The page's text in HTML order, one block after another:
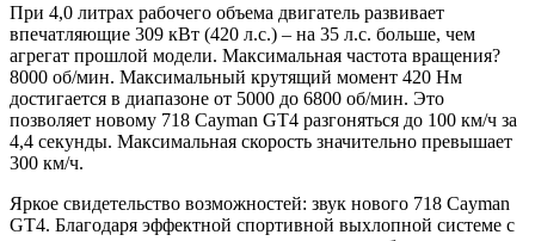
При 4,0 литрах рабочего объема двигатель развивает
впечатляющие 309 кВт (420 л.с.) – на 35 л.с. больше, чем
агрегат прошлой модели. Максимальная частота вращения?
8000 об/мин. Максимальный крутящий момент 420 Нм
достигается в диапазоне от 5000 до 6800 об/мин. Это
позволяет новому 718 Cayman GT4 разгоняться до 100 км/ч за
4,4 секунды. Максимальная скорость значительно превышает
300 км/ч.
Яркое свидетельство возможностей: звук нового 718 Cayman
GT4. Благодаря эффектной спортивной выхлопной системе с